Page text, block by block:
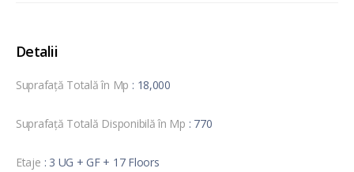
Detalii
Suprafață Totală în Mp : 18,000
Suprafață Totală Disponibilă în Mp : 770
Etaje : 3 UG + GF + 17 Floors